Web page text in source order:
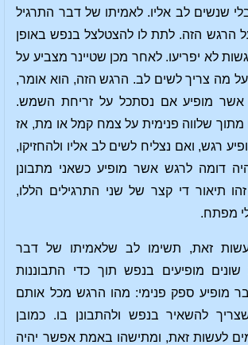
שנשים לב אליו. לאמיתו של דבר התרגיל
על הרגש הזה. לתת לו להצטלצל בנפש באופן
לא יפריעו. לאחר מכן שטיינר מצביע על
מה צריך לשים לב. הרגש הזה, הוא אומר,
אשר מופיע אם נסתכל על זריחת השמש.
מתוך שלווה פנימית על צמח קמל או מת, אז
רגש, ואם נצליח לשים לב אליו ולהחזיקו,
דומה לרגש אשר מופיע כשאני מתבונן
תיאור די קצר של שני התרגילים הללו,
מפתח.
זאת, תשימו לב שלאמיתו של דבר
מופיעים בנפש תוך כדי התבוננות
מופיע ספק פנימי: מהו הרגש מכל אותם
להשאיר בנפש ולהתבונן בו. כמובן
לעשות זאת, ומתישהו באמת אפשר יהיה